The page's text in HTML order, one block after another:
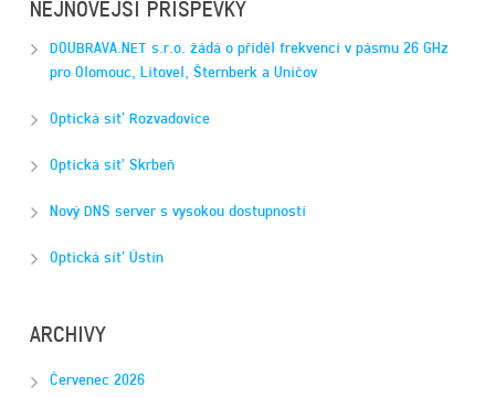
NEJNOVĚJŠÍ PŘÍSPĚVKY
DOUBRAVA.NET s.r.o. žádá o příděl frekvencí v pásmu 26 GHz
pro Olomouc, Litovel, Šternberk a Uničov
Optická síť Rozvadovice
Optická síť Skrbeň
Nový DNS server s vysokou dostupností
Optická síť Ústín
ARCHIVY
Červenec 2026